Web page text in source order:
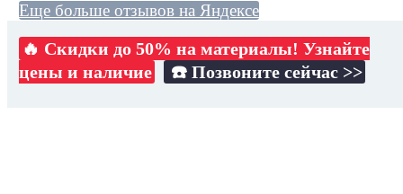
Еще больше отзывов на Яндексе
🔥 Скидки до 50% на материалы! Узнайте
цены и наличие
☎️ Позвоните сейчас >>